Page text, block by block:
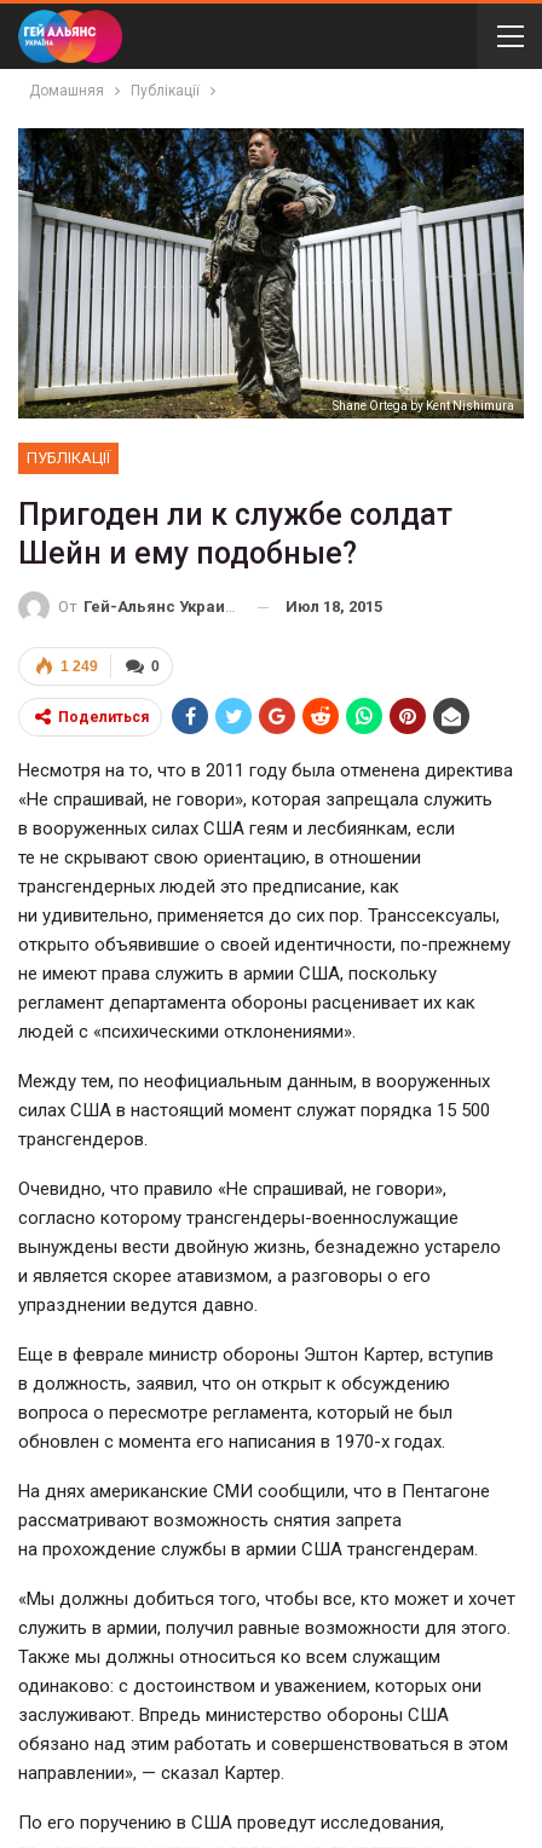
Домашняя Публікації
Shane Ortega by Kent Nishimura
ПУБЛІКАЦІЇ
Пригоден ли к службе солдат
Шейн и ему подобные?
От Гей-Альянс Украина Июл 18, 2015
0
1 249
Поделиться
Несмотря на то, что в 2011 году была отменена директива
«Не спрашивай, не говори», которая запрещала служить
в вооруженных силах США геям и лесбиянкам, если
те не скрывают свою ориентацию, в отношении
трансгендерных людей это предписание, как
ни удивительно, применяется до сих пор. Транссексуалы,
открыто объявившие о своей идентичности, по-прежнему
не имеют права служить в армии США, поскольку
регламент департамента обороны расценивает их как
людей с «психическими отклонениями».
Между тем, по неофициальным данным, в вооруженных
силах США в настоящий момент служат порядка 15 500
трансгендеров.
Очевидно, что правило «Не спрашивай, не говори»,
согласно которому трансгендеры-военнослужащие
вынуждены вести двойную жизнь, безнадежно устарело
и является скорее атавизмом, а разговоры о его
упразднении ведутся давно.
Еще в феврале министр обороны Эштон Картер, вступив
в должность, заявил, что он открыт к обсуждению
вопроса о пересмотре регламента, который не был
обновлен с момента его написания в 1970-х годах.
На днях американские СМИ сообщили, что в Пентагоне
рассматривают возможность снятия запрета
на прохождение службы в армии США трансгендерам.
«Мы должны добиться того, чтобы все, кто может и хочет
служить в армии, получил равные возможности для этого.
Также мы должны относиться ко всем служащим
одинаково: с достоинством и уважением, которых они
заслуживают. Впредь министерство обороны США
обязано над этим работать и совершенствоваться в этом
направлении», — сказал Картер.
По его поручению в США проведут исследования,